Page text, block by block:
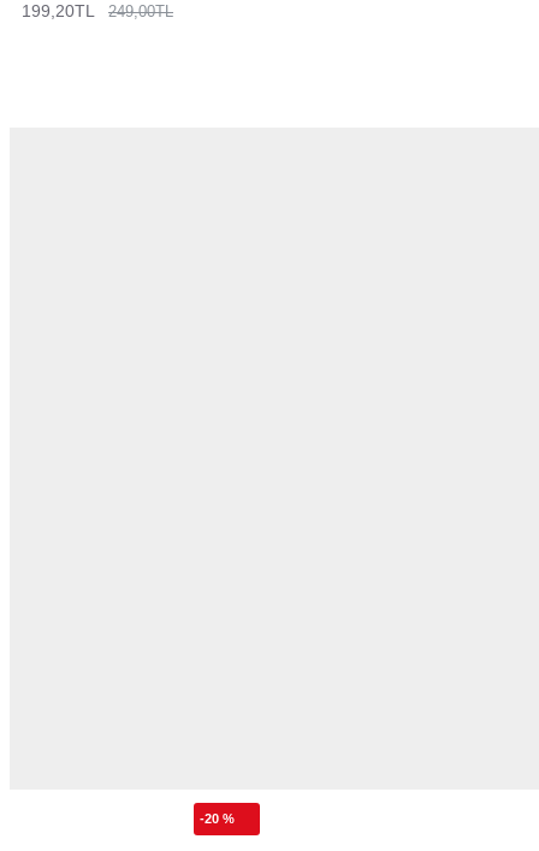
199,20TL 249,00TL
-20 %